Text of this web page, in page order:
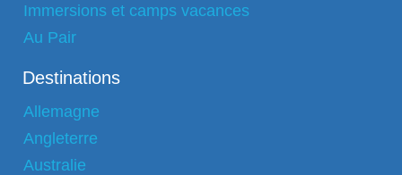
Immersions et camps vacances
Au Pair
Destinations
Allemagne
Angleterre
Australie